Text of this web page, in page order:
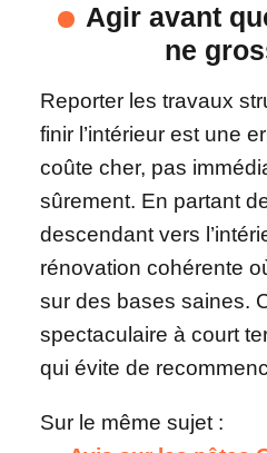
Agir avant
ne
Reporter les travaux
finir l’intérieur est une
coûte cher, pas
sûrement. En partant
descendant vers
rénovation cohérente
sur des bases saines.
spectaculaire à court
qui évite de
Sur le même sujet :